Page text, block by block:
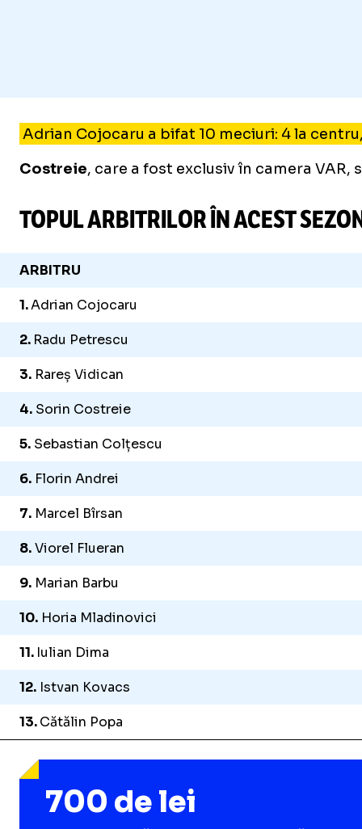
Adrian Cojocaru a bifat 10 meciuri: 4 la
Costreie, care a fost exclusiv în camera
TOPUL ARBITRILOR ÎN ACEST
ARBITRU
1.Adrian Cojocaru
2. Radu Petrescu
3.Rareș Vidican
4.Sorin Costreie
5.Sebastian Colțescu
6.Florin Andrei
7.Marcel Bîrsan
8.Viorel Flueran
9.Marian Barbu
10.Horia Mladinovici
11. Iulian Dima
12.Istvan Kovacs
13.Cătălin Popa
700 de lei